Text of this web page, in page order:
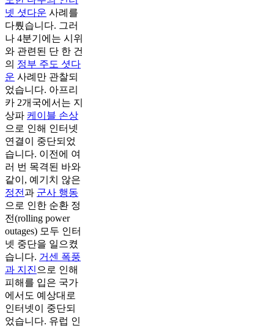
넷 셧다운 사례를
다뤘습니다. 그러
나 4분기에는 시위
와 관련된 단 한 건
의 정부 주도 셧다
운 사례만 관찰되
었습니다. 아프리
카 2개국에서는 지
상파 케이블 손상
으로 인해 인터넷
연결이 중단되었
습니다. 이전에 여
러 번 목격된 바와
같이, 예기치 않은
정전과 군사 행동
으로 인한 순환 정
전(rolling power
outages) 모두 인터
넷 중단을 일으켰
습니다. 거센 폭풍
과 지진 으로 인해
피해를 입은 국가
에서도 예상대로
인터넷이 중단되
었습니다. 유럽 인